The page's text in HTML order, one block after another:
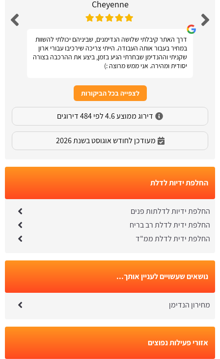
Cheyenne
דרך האתר קיבלתי שלושה הנדימנים, שביניהם יכולתי להשוות
במחיר בעבור אותה העבודה. הייתי צריכה שירכיבו עבורי ארון
שקניתי וההנדימן שבחרתי הגיע בזמן, ביצע את ההרכבה בצורה
יסודית ומהירה. אני ממש מרוצה :)
לצפייה בכל הביקורות
דירוג ממוצע 4.6 לפי 484 דירוגים
מעודכן לחודש אוגוסט בשנת 2026
החלפת ידיות לדלת
החלפת ידיות לדלתות פנים
החלפת ידית לדלת רב בריח
החלפת ידית לדלת ממ"ד
נושאים שעשויים לעניין אותך...
מחירון הנדימן
אזורי פעילות נפוצים